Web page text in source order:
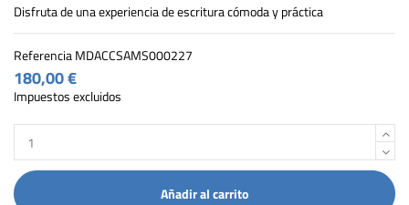
Disfruta de una experiencia de escritura cómoda y práctica
ReferenciaMDACCSAMS000227
180,00 €
Impuestos excluidos
Añadir al carrito